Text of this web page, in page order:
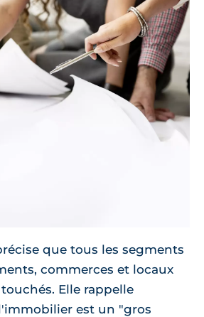
que tous les segments
commerces et locaux
Elle rappelle
est un "gros